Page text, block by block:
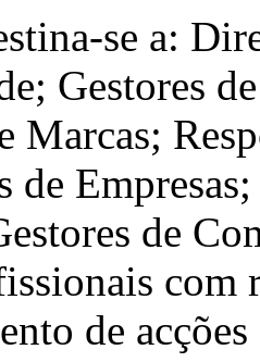
se a:
Gestores
Marcas;
de
de
com
de